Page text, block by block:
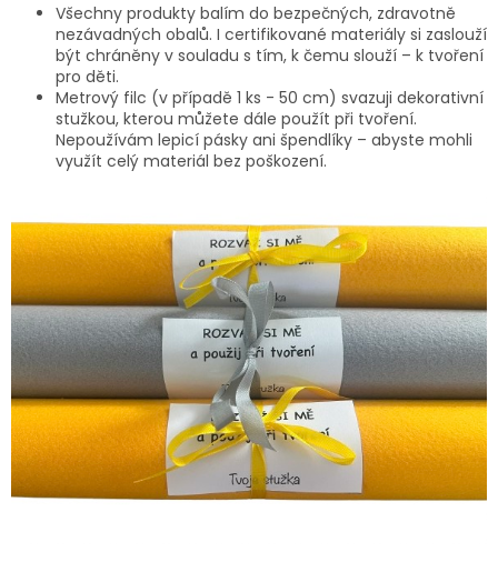
Všechny produkty balím do bezpečných, zdravotně
nezávadných obalů. I certifikované materiály si zaslouží
být chráněny v souladu s tím, k čemu slouží – k tvoření
pro děti.
Metrový filc (v případě 1 ks - 50 cm) svazuji dekorativní
stužkou, kterou můžete dále použít při tvoření.
Nepoužívám lepicí pásky ani špendlíky – abyste mohli
využít celý materiál bez poškození.